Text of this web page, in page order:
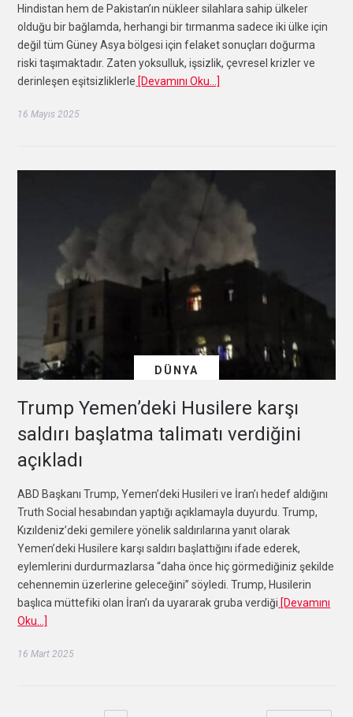
Hindistan hem de Pakistan’ın nükleer silahlara sahip ülkeler
olduğu bir bağlamda, herhangi bir tırmanma sadece iki ülke için
değil tüm Güney Asya bölgesi için felaket sonuçları doğurma
riski taşımaktadır. Zaten yoksulluk, işsizlik, çevresel krizler ve
derinleşen eşitsizliklerle [Devamını Oku…]
16 Mayıs 2025
DÜNYA
Trump Yemen’deki Husilere karşı
saldırı başlatma talimatı verdiğini
açıkladı
ABD Başkanı Trump, Yemen’deki Husileri ve İran’ı hedef aldığını
Truth Social hesabından yaptığı açıklamayla duyurdu. Trump,
Kızıldeniz’deki gemilere yönelik saldırılarına yanıt olarak
Yemen’deki Husilere karşı saldırı başlattığını ifade ederek,
eylemlerini durdurmazlarsa “daha önce hiç görmediğiniz şekilde
cehennemin üzerlerine geleceğini” söyledi. Trump, Husilerin
başlıca müttefiki olan İran’ı da uyararak gruba verdiği [Devamını
Oku…]
16 Mart 2025